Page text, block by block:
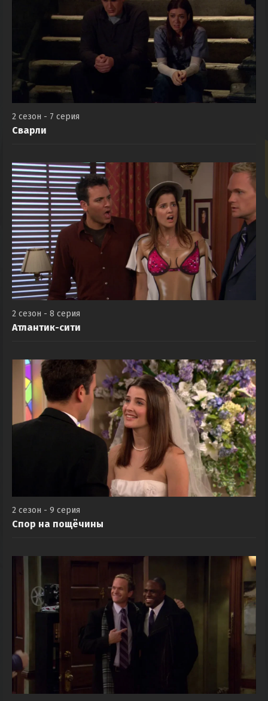
2 сезон - 7 серия
Сварли
2 сезон - 8 серия
Атлантик-сити
2 сезон - 9 серия
Спор на пощёчины